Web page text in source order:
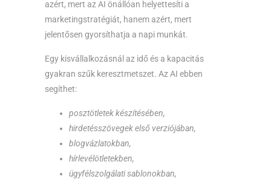
azért, mert az AI önállóan helyettesíti a
marketingstratégiát, hanem azért, mert
jelentősen gyorsíthatja a napi munkát.
Egy kisvállalkozásnál az idő és a kapacitás
gyakran szűk keresztmetszet. Az AI ebben
segíthet:
posztötletek készítésében,
hirdetésszövegek első verziójában,
blogvázlatokban,
hírlevélötletekben,
ügyfélszolgálati sablonokban,